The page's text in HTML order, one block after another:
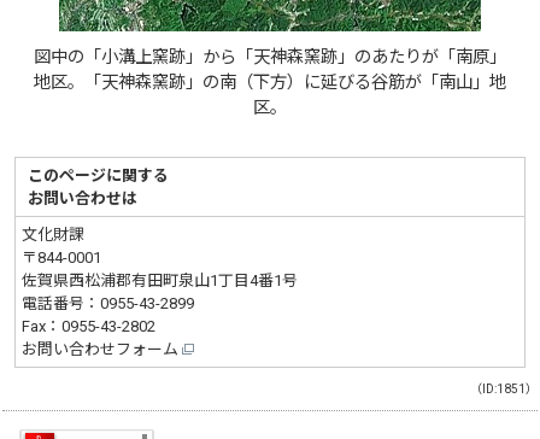
図中の「小溝上窯跡」から「天神森窯跡」のあたりが「南原」
地区。「天神森窯跡」の南（下方）に延びる谷筋が「南山」地
区。
このページに関する
お問い合わせは
文化財課
〒844-0001
佐賀県西松浦郡有田町泉山1丁目4番1号
電話番号：0955-43-2899
Fax：0955-43-2802
お問い合わせフォーム
（ID:1851）